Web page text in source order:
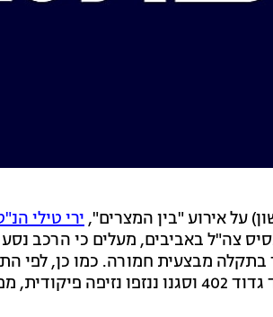
על אירוע "בין המצרים",ירי טילי
צה"ל באביבים, מעלים כי הרכב
מבצעית חמורה. כמו כן, לפי
הנהלים, ואף הושאר פתוח. על כן, מפקד גדוד 402